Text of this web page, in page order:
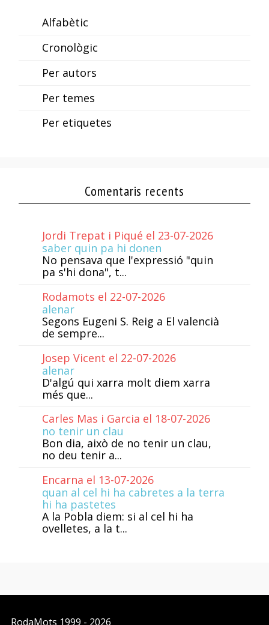
Alfabètic
Cronològic
Per autors
Per temes
Per etiquetes
Comentaris recents
Jordi Trepat i Piqué el 23-07-2026
saber quin pa hi donen
No pensava que l'expressió "quin
pa s'hi dona", t...
Rodamots el 22-07-2026
alenar
Segons Eugeni S. Reig a El valencià
de sempre...
Josep Vicent el 22-07-2026
alenar
D'algú qui xarra molt diem xarra
més que...
Carles Mas i Garcia el 18-07-2026
no tenir un clau
Bon dia, això de no tenir un clau,
no deu tenir a...
Encarna el 13-07-2026
quan al cel hi ha cabretes a la terra
hi ha pastetes
A la Pobla diem: si al cel hi ha
ovelletes, a la t...
RodaMots 1999 - 2026